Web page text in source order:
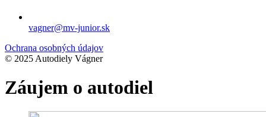
vagner@mv-junior.sk
Ochrana osobných údajov
© 2025 Autodiely Vágner
Záujem o autodiel